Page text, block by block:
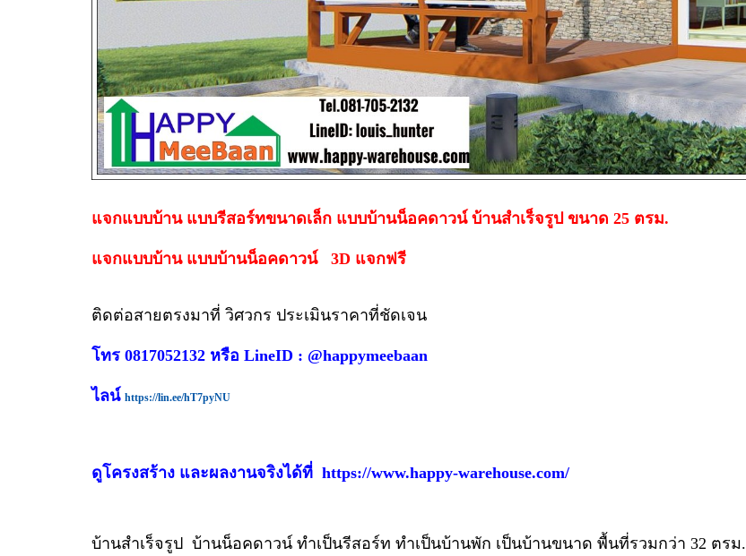
แจกแบบบ้าน แบบรีสอร์ทขนาดเล็ก แบบบ้านน็อคดาวน์ บ้านสำเร็จรูป ขนาด 25 ตรม.
แจกแบบบ้าน แบบบ้านน็อคดาวน์ 3D แจกฟรี
ติดต่อสายตรงมาที่ วิศวกร ประเมินราคาที่ชัดเจน
โทร 0817052132 หรือ LineID : @happymeebaan
ไลน์ https://lin.ee/hT7pyNU
ดูโครงสร้าง และผลงานจริงได้ที่ https://www.happy-warehouse.com/
บ้านสำเร็จรูป บ้านน็อคดาวน์ ทำเป็นรีสอร์ท ทำเป็นบ้านพัก เป็นบ้านขนาด พื้นที่รวมกว่า 32 ตรม.